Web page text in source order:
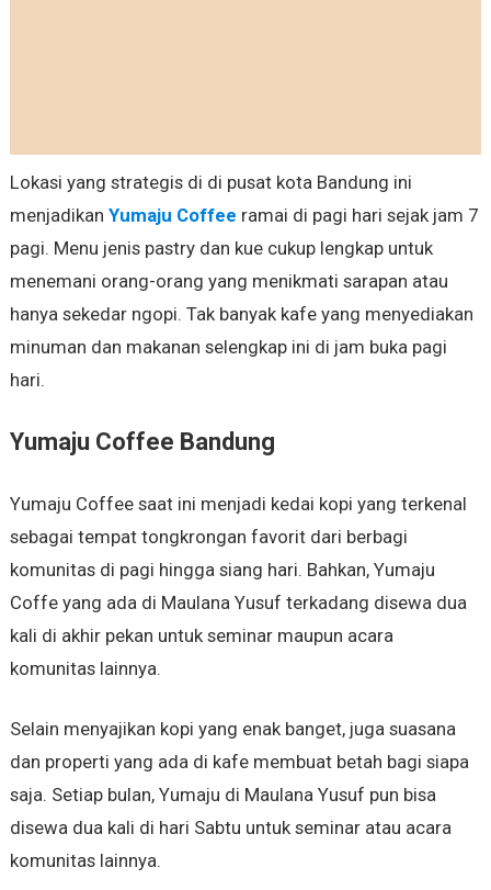
Lokasi yang strategis di di pusat kota Bandung ini
menjadikan Yumaju Coffee ramai di pagi hari sejak jam 7
pagi. Menu jenis pastry dan kue cukup lengkap untuk
menemani orang-orang yang menikmati sarapan atau
hanya sekedar ngopi. Tak banyak kafe yang menyediakan
minuman dan makanan selengkap ini di jam buka pagi
hari.
Yumaju Coffee Bandung
Yumaju Coffee saat ini menjadi kedai kopi yang terkenal
sebagai tempat tongkrongan favorit dari berbagi
komunitas di pagi hingga siang hari. Bahkan, Yumaju
Coffe yang ada di Maulana Yusuf terkadang disewa dua
kali di akhir pekan untuk seminar maupun acara
komunitas lainnya.
Selain menyajikan kopi yang enak banget, juga suasana
dan properti yang ada di kafe membuat betah bagi siapa
saja. Setiap bulan, Yumaju di Maulana Yusuf pun bisa
disewa dua kali di hari Sabtu untuk seminar atau acara
komunitas lainnya.